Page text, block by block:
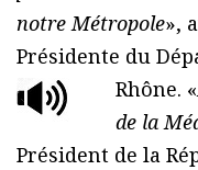
notre Métropole»,
Présidente du
Rhône. «
de la
Président de la